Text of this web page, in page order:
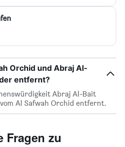
Orchid und Abraj Al-
entfernt?
Abraj Al-Bait
Al Safwah Orchid entfernt.
Fragen zu